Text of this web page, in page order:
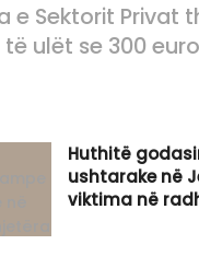
e Sektorit Privat
ulët se 300
Huthitë
ushtarake në
viktima në